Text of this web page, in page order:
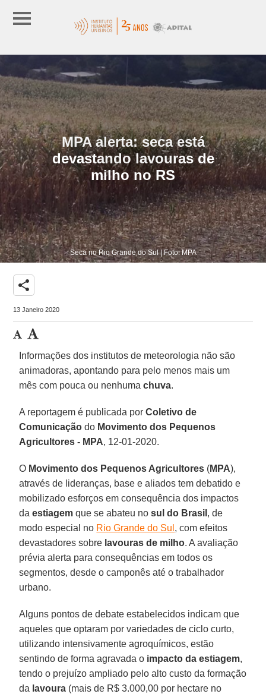
MPA alerta: seca está
devastando lavouras de
milho no RS
Seca no Rio Grande do Sul | Foto: MPA
share
13 Janeiro 2020
Informações dos institutos de meteorologia não são
animadoras, apontando para pelo menos mais um
mês com pouca ou nenhumachuva.
A reportagem é publicada porColetivo de
Comunicação do Movimento dos Pequenos
Agricultores - MPA, 12-01-2020.
O Movimento dos Pequenos Agricultores (MPA),
através de lideranças, base e aliados tem debatido e
mobilizado esforços em consequência dos impactos
daestiagem que se abateu nosul do Brasil , de
modo especial no Rio Grande do Sul , com efeitos
devastadores sobre lavouras de milho. A avaliação
prévia alerta para consequências em todos os
segmentos, desde o camponês até o trabalhador
urbano.
Alguns pontos de debate estabelecidos indicam que
aqueles que optaram por variedades de ciclo curto,
utilizando intensivamente agroquímicos, estão
sentindo de forma agravada o impacto da estiagem,
tendo o prejuízo ampliado pelo alto custo da formação
da lavoura (mais de R$ 3.000,00 por hectare no